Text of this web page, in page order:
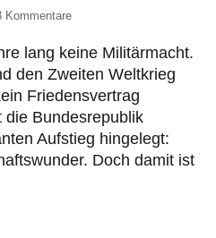
Kommentare
lang keine Militärmacht.
den Zweiten Weltkrieg
Friedensvertrag
die Bundesrepublik
Aufstieg hingelegt:
Doch damit ist